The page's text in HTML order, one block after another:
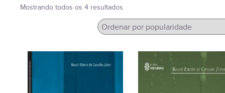
Mostrando todos os 4 resultados
popularidade